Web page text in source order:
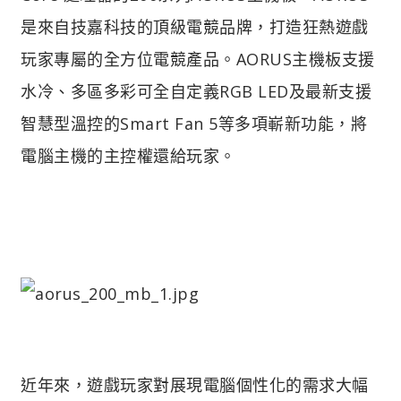
是來自技嘉科技的頂級電競品牌，打造狂熱遊戲
玩家專屬的全方位電競產品。AORUS主機板支援
水冷、多區多彩可全自定義RGB LED及最新支援
智慧型溫控的Smart Fan 5等多項嶄新功能，將
電腦主機的主控權還給玩家。
近年來，遊戲玩家對展現電腦個性化的需求大幅